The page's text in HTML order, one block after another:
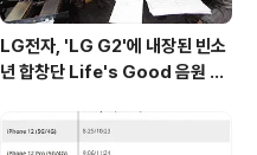
LG전자, 'LG G2'에 내장된 빈소
년 합창단 Life's Good 음원 공